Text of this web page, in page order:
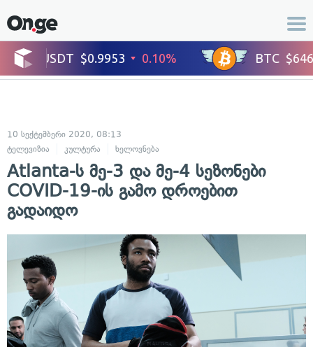
10 სექტემბერი 2020, 08:13
ტელევიზია
კულტურა ხელოვნება
Atlanta-ს მე-3 და მე-4 სეზონები
COVID-19-ის გამო დროებით
გადაიდო